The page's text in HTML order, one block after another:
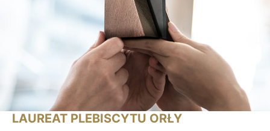
LAUREAT PLEBISCYTU ORŁY